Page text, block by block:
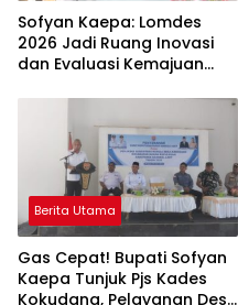
Sofyan Kaepa: Lomdes
2026 Jadi Ruang Inovasi
dan Evaluasi Kemajuan
Berita Utama
Gas Cepat! Bupati Sofyan
Kaepa Tunjuk Pjs Kades
Kokudang, Pelayanan Desa